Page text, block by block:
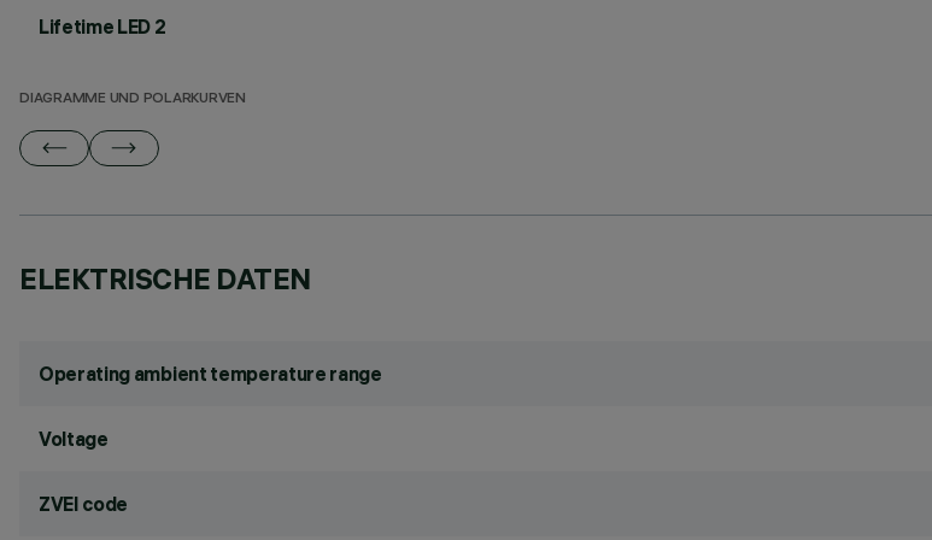
Lifetime LED 2
DIAGRAMME UND POLARKURVEN
ELEKTRISCHE DATEN
Operating ambient temperature range
Voltage
ZVEI code